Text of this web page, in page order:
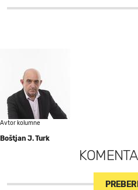
Avtor kolumne
Boštjan J. Turk